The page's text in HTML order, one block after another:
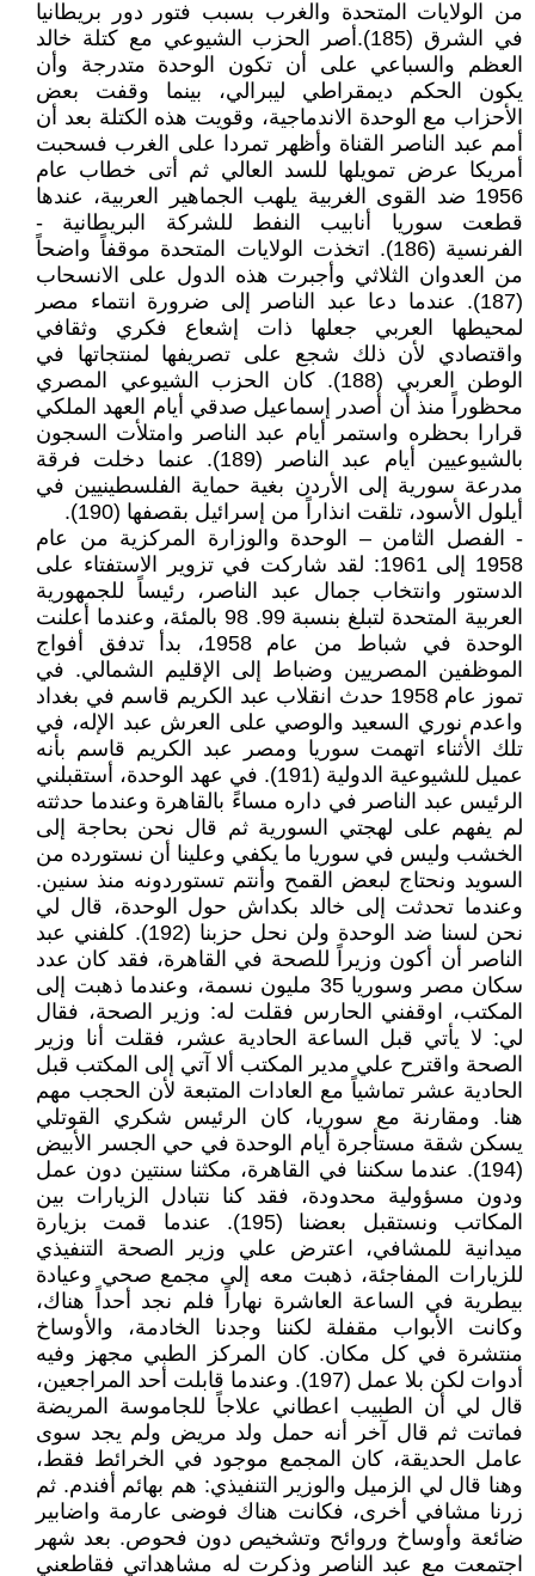
من الولايات المتحدة والغرب بسبب فتور دور بريطانيا
في الشرق (185).أصر الحزب الشيوعي مع كتلة خالد
العظم والسباعي على أن تكون الوحدة متدرجة وأن
يكون الحكم ديمقراطي ليبرالي، بينما وقفت بعض
الأحزاب مع الوحدة الاندماجية، وقويت هذه الكتلة بعد أن
أمم عبد الناصر القناة وأظهر تمردا على الغرب فسحبت
أمريكا عرض تمويلها للسد العالي ثم أتى خطاب عام
1956 ضد القوى الغربية يلهب الجماهير العربية، عندها
قطعت سوريا أنابيب النفط للشركة البريطانية -
الفرنسية (186). اتخذت الولايات المتحدة موقفاً واضحاً
من العدوان الثلاثي وأجبرت هذه الدول على الانسحاب
(187). عندما دعا عبد الناصر إلى ضرورة انتماء مصر
لمحيطها العربي جعلها ذات إشعاع فكري وثقافي
واقتصادي لأن ذلك شجع على تصريفها لمنتجاتها في
الوطن العربي (188). كان الحزب الشيوعي المصري
محظوراً منذ أن أصدر إسماعيل صدقي أيام العهد الملكي
قرارا بحظره واستمر أيام عبد الناصر وامتلأت السجون
بالشيوعيين أيام عبد الناصر (189). عنما دخلت فرقة
مدرعة سورية إلى الأردن بغية حماية الفلسطينيين في
أيلول الأسود، تلقت انذاراً من إسرائيل بقصفها (190).
- الفصل الثامن – الوحدة والوزارة المركزية من عام
1958 إلى 1961: لقد شاركت في تزوير الاستفتاء على
الدستور وانتخاب جمال عبد الناصر، رئيساً للجمهورية
العربية المتحدة لتبلغ بنسبة 99. 98 بالمئة، وعندما أعلنت
الوحدة في شباط من عام 1958، بدأ تدفق أفواج
الموظفين المصريين وضباط إلى الإقليم الشمالي. في
تموز عام 1958 حدث انقلاب عبد الكريم قاسم في بغداد
واعدم نوري السعيد والوصي على العرش عبد الإله، في
تلك الأثناء اتهمت سوريا ومصر عبد الكريم قاسم بأنه
عميل للشيوعية الدولية (191). في عهد الوحدة، أستقبلني
الرئيس عبد الناصر في داره مساءً بالقاهرة وعندما حدثته
لم يفهم على لهجتي السورية ثم قال نحن بحاجة إلى
الخشب وليس في سوريا ما يكفي وعلينا أن نستورده من
السويد ونحتاج لبعض القمح وأنتم تستوردونه منذ سنين.
وعندما تحدثت إلى خالد بكداش حول الوحدة، قال لي
نحن لسنا ضد الوحدة ولن نحل حزبنا (192). كلفني عبد
الناصر أن أكون وزيراً للصحة في القاهرة، فقد كان عدد
سكان مصر وسوريا 35 مليون نسمة، وعندما ذهبت إلى
المكتب، اوقفني الحارس فقلت له: وزير الصحة، فقال
لي: لا يأتي قبل الساعة الحادية عشر، فقلت أنا وزير
الصحة واقترح علي مدير المكتب ألا آتي إلى المكتب قبل
الحادية عشر تماشياً مع العادات المتبعة لأن الحجب مهم
هنا. ومقارنة مع سوريا، كان الرئيس شكري القوتلي
يسكن شقة مستأجرة أيام الوحدة في حي الجسر الأبيض
(194). عندما سكننا في القاهرة، مكثنا سنتين دون عمل
ودون مسؤولية محدودة، فقد كنا نتبادل الزيارات بين
المكاتب ونستقبل بعضنا (195). عندما قمت بزيارة
ميدانية للمشافي، اعترض علي وزير الصحة التنفيذي
للزيارات المفاجئة، ذهبت معه إلى مجمع صحي وعيادة
بيطرية في الساعة العاشرة نهاراً فلم نجد أحداً هناك،
وكانت الأبواب مقفلة لكننا وجدنا الخادمة، والأوساخ
منتشرة في كل مكان. كان المركز الطبي مجهز وفيه
أدوات لكن بلا عمل (197). وعندما قابلت أحد المراجعين،
قال لي أن الطبيب اعطاني علاجاً للجاموسة المريضة
فماتت ثم قال آخر أنه حمل ولد مريض ولم يجد سوى
عامل الحديقة، كان المجمع موجود في الخرائط فقط،
وهنا قال لي الزميل والوزير التنفيذي: هم بهائم أفندم. ثم
زرنا مشافي أخرى، فكانت هناك فوضى عارمة واضابير
ضائعة وأوساخ وروائح وتشخيص دون فحوص. بعد شهر
اجتمعت مع عبد الناصر وذكرت له مشاهداتي فقاطعني